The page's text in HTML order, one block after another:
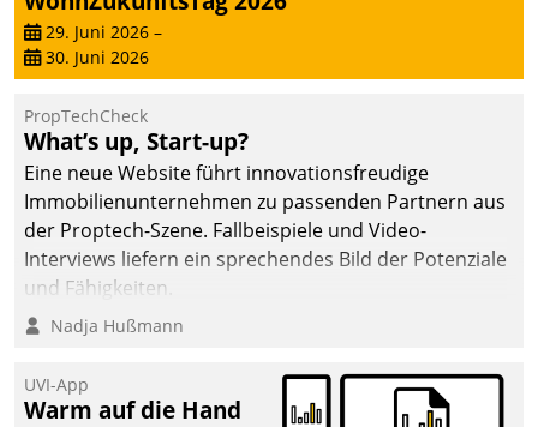
29. Juni 2026 –
30. Juni 2026
PropTechCheck
What’s up, Start-up?
Eine neue Website führt innovationsfreudige
Immobilienunternehmen zu passenden Partnern aus
der Proptech-Szene. Fallbeispiele und Video-
Interviews liefern ein sprechendes Bild der Potenziale
und Fähigkeiten.
Nadja Hußmann
UVI-App
Warm auf die Hand